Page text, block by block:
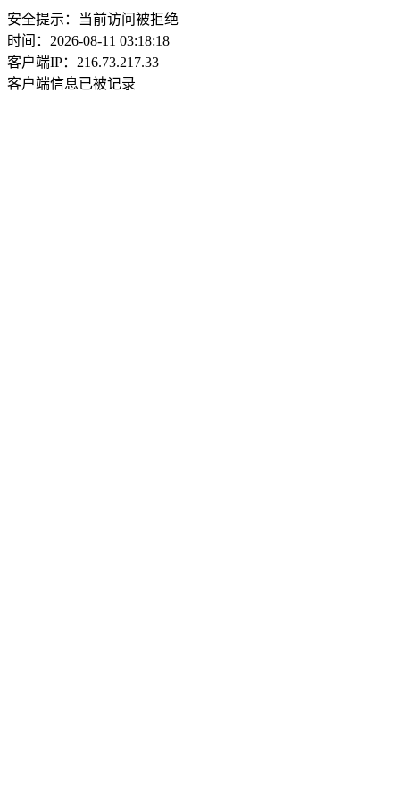
安全提示：当前访问被拒绝
时间：2026-08-11 03:18:18
客户端IP：216.73.217.33
客户端信息已被记录